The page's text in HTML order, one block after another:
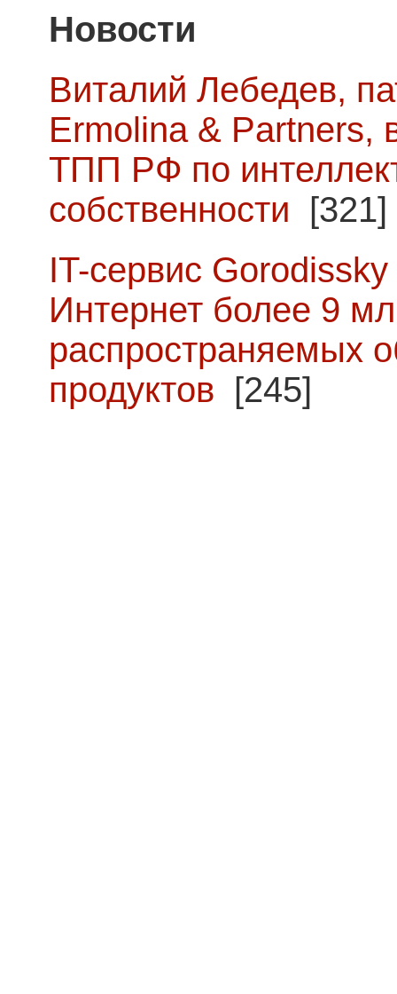
Новости
Виталий Лебедев,
Ermolina & Partners,
ТПП РФ по
собственности [321]
IT-сервис
Интернет более 9
распространяемых
продуктов [245]